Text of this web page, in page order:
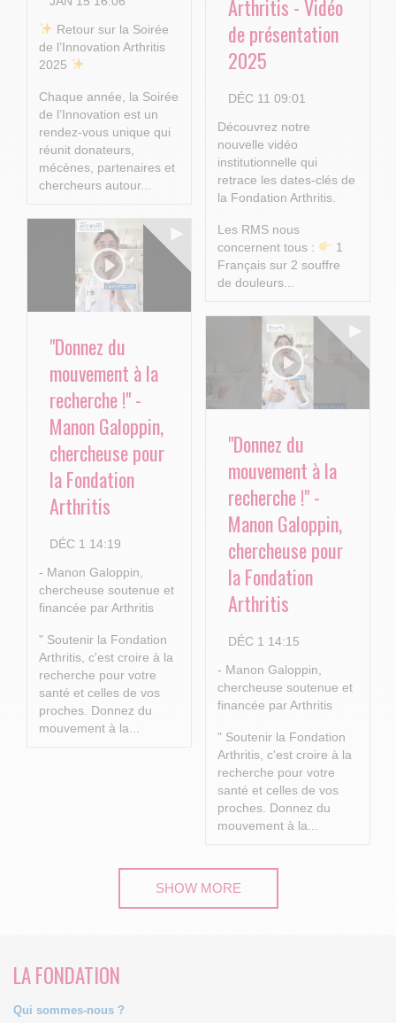
​ Retour sur la Soirée
de l’Innovation Arthritis
2025
Chaque année, la Soirée
de l’Innovation est un
rendez-vous unique qui
réunit donateurs,
mécènes, partenaires et
chercheurs autour...
Arthritis - Vidéo
de présentation
2025
DÉC 11 09:01
Découvrez notre
nouvelle vidéo
institutionnelle qui
retrace les dates-clés de
la Fondation Arthritis.
Les RMS nous
concernent tous :
1
Français sur 2 souffre
de douleurs...
"Donnez du
mouvement à la
recherche !" -
Manon Galoppin,
chercheuse pour
la Fondation
Arthritis
DÉC 1 14:19
- Manon Galoppin,
chercheuse soutenue et
financée par Arthritis
" Soutenir la Fondation
Arthritis, c'est croire à la
recherche pour votre
santé et celles de vos
proches. Donnez du
mouvement à la...
"Donnez du
mouvement à la
recherche !" -
Manon Galoppin,
chercheuse pour
la Fondation
Arthritis
DÉC 1 14:15
- Manon Galoppin,
chercheuse soutenue et
financée par Arthritis
" Soutenir la Fondation
Arthritis, c'est croire à la
recherche pour votre
santé et celles de vos
proches. Donnez du
mouvement à la...
SHOW MORE
LA FONDATION
Qui sommes-nous ?